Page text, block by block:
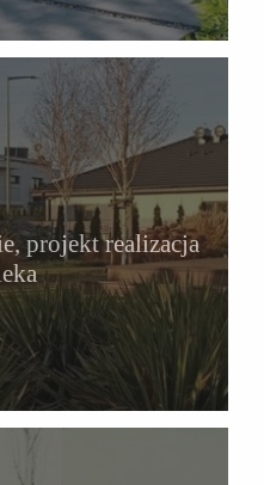
projekt realizacja